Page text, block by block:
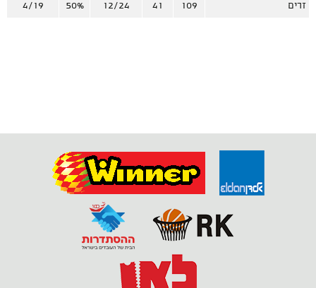
זרים 109
41
12/24
50%
4/19